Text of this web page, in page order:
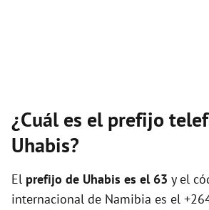
¿Cuál es el prefijo
Uhabis?
El prefijo de Uhabis es el 63 y el
internacional de Namibia es el